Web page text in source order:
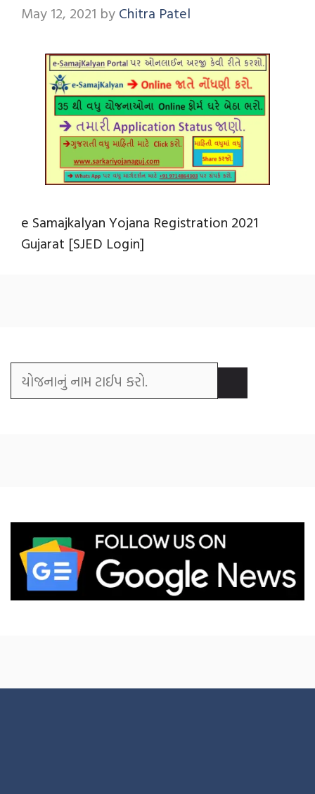
May 12, 2021 by Chitra Patel
e Samajkalyan Yojana Registration 2021
Gujarat [SJED Login]